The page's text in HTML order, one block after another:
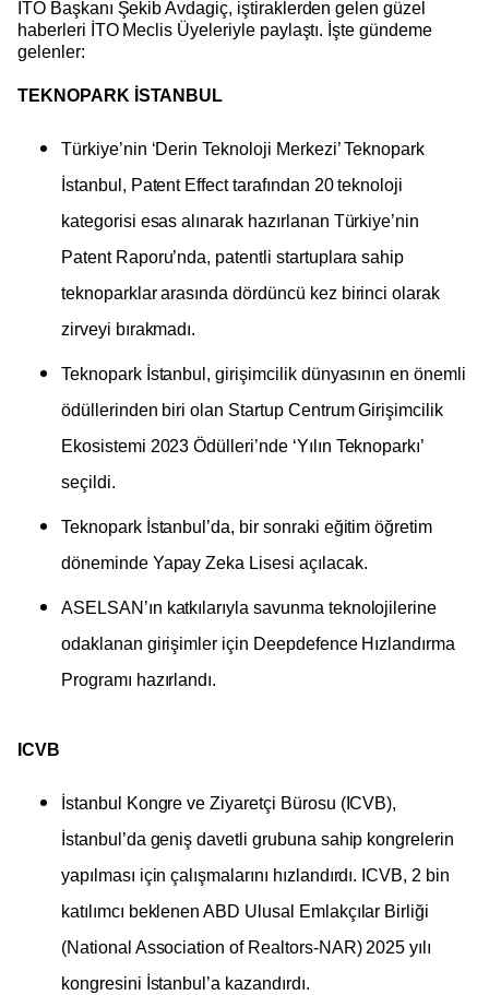
İTO Başkanı Şekib Avdagiç, iştiraklerden gelen güzel
haberleri İTO Meclis Üyeleriyle paylaştı. İşte gündeme
gelenler:
TEKNOPARK İSTANBUL
Türkiye’nin ‘Derin Teknoloji Merkezi’ Teknopark
İstanbul, Patent Effect tarafından 20 teknoloji
kategorisi esas alınarak hazırlanan Türkiye’nin
Patent Raporu’nda, patentli startuplara sahip
teknoparklar arasında dördüncü kez birinci olarak
zirveyi bırakmadı.
Teknopark İstanbul, girişimcilik dünyasının en önemli
ödüllerinden biri olan Startup Centrum Girişimcilik
Ekosistemi 2023 Ödülleri’nde ‘Yılın Teknoparkı’
seçildi.
Teknopark İstanbul’da, bir sonraki eğitim öğretim
döneminde Yapay Zeka Lisesi açılacak.
ASELSAN’ın katkılarıyla savunma teknolojilerine
odaklanan girişimler için Deepdefence Hızlandırma
Programı hazırlandı.
ICVB
İstanbul Kongre ve Ziyaretçi Bürosu (ICVB),
İstanbul’da geniş davetli grubuna sahip kongrelerin
yapılması için çalışmalarını hızlandırdı. ICVB, 2 bin
katılımcı beklenen ABD Ulusal Emlakçılar Birliği
(National Association of Realtors-NAR) 2025 yılı
kongresini İstanbul’a kazandırdı.